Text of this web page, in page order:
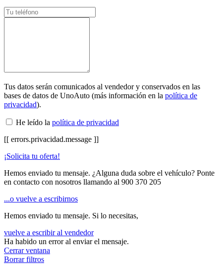
Tus datos serán comunicados al vendedor y conservados en las
bases de datos de UnoAuto (más información en la política de
privacidad).
He leído la política de privacidad
[[ errors.privacidad.message ]]
¡Solicita tu oferta!
Hemos enviado tu mensaje. ¿Alguna duda sobre el vehículo? Ponte
en contacto con nosotros llamando al 900 370 205
...o vuelve a escribirnos
Hemos enviado tu mensaje. Si lo necesitas,
vuelve a escribir al vendedor
Ha habido un error al enviar el mensaje.
Cerrar ventana
Borrar filtros